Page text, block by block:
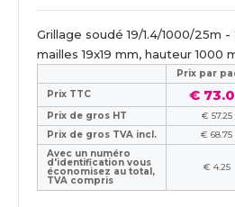
Grillage soudé 19/1.4/1000/25m
mailles 19x19 mm, hauteur 1000
Prix ​​par
Prix TTC
€
Prix de gros HT
€ 57.25
Prix de gros TVA incl.
€ 68.75
Avec un numéro
d'identification vous
économisez au total,
TVA compris
€ 4.25